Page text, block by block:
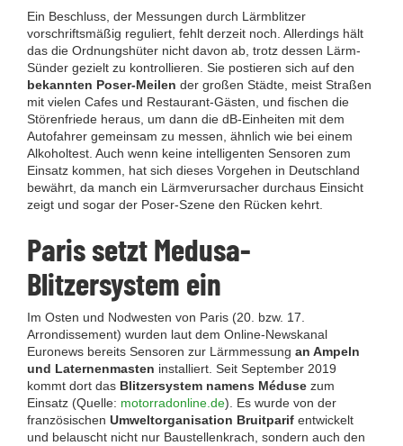
Ein Beschluss, der Messungen durch Lärmblitzer
vorschriftsmäßig reguliert, fehlt derzeit noch. Allerdings hält
das die Ordnungshüter nicht davon ab, trotz dessen Lärm-
Sünder gezielt zu kontrollieren. Sie postieren sich auf den
bekannten Poser-Meilen der großen Städte, meist Straßen
mit vielen Cafes und Restaurant-Gästen, und fischen die
Störenfriede heraus, um dann die dB-Einheiten mit dem
Autofahrer gemeinsam zu messen, ähnlich wie bei einem
Alkoholtest. Auch wenn keine intelligenten Sensoren zum
Einsatz kommen, hat sich dieses Vorgehen in Deutschland
bewährt, da manch ein Lärmverursacher durchaus Einsicht
zeigt und sogar der Poser-Szene den Rücken kehrt.
Paris setzt Medusa-
Blitzersystem ein
Im Osten und Nodwesten von Paris (20. bzw. 17.
Arrondissement) wurden laut dem Online-Newskanal
Euronews bereits Sensoren zur Lärmmessung an Ampeln
und Laternenmasten installiert. Seit September 2019
kommt dort das Blitzersystem namens Méduse zum
Einsatz (Quelle: motorradonline.de). Es wurde von der
französischen Umweltorganisation Bruitparif entwickelt
und belauscht nicht nur Baustellenkrach, sondern auch den